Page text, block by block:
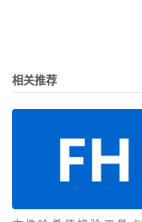
相关推荐